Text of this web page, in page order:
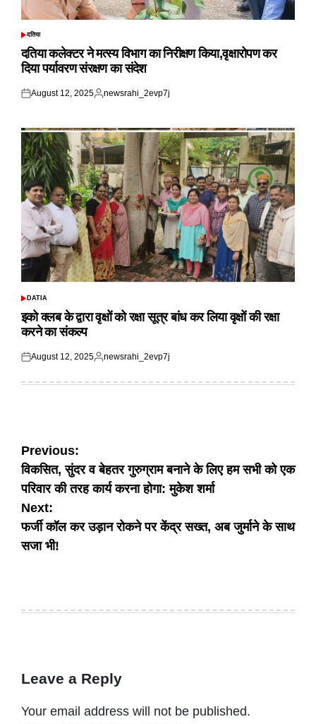
POSTED
दतिया
दतिया कलेक्टर ने मत्स्य विभाग का निरीक्षण किया,वृक्षारोपण कर
दिया पर्यावरण संरक्षण का संदेश
Posted
August 12, 2025
Posted
newsrahi_2evp7j
POSTED
DATIA
इको क्लब के द्वारा वृक्षों को रक्षा सूत्र बांध कर लिया वृक्षों की रक्षा
करने का संकल्प
Posted
August 12, 2025
Posted
newsrahi_2evp7j
Post
navigation
Previous:
विकसित, सुंदर व बेहतर गुरुग्राम बनाने के लिए हम सभी को एक
परिवार की तरह कार्य करना होगा: मुकेश शर्मा
Next:
फर्जी कॉल कर उड़ान रोकने पर केंद्र सख्त, अब जुर्माने के साथ
सजा भी!
Leave a Reply
Your email address will not be published.